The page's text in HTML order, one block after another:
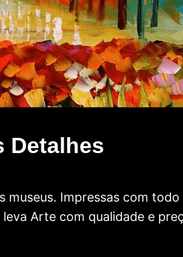
Detalhes
Impressas com
Arte com qualidade e